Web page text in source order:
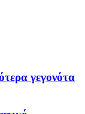
γεγονότα